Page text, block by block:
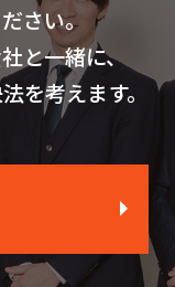
さい。
と一緒に、
を考えます。